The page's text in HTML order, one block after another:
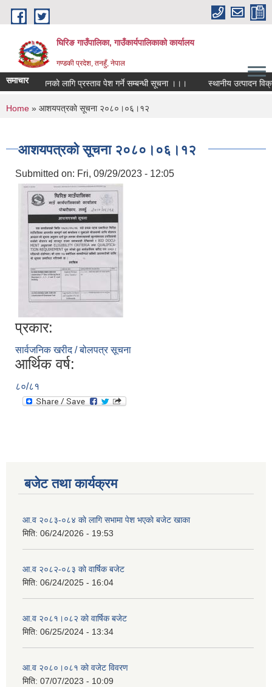
Skip to main content
घिरिङ गाउँपालिका, गाउँकार्यपालिकाको कार्यालय
गण्डकी प्रदेश, तनहुँ, नेपाल
समाचारसंचालनकाे लागि प्रस्ताव पेश गर्ने सम्बन्धी सूचना ।।। स्थानीय उत्पादन
You are here
Home » आशयपत्रकाे सूचना २०८०।०६।१२
आशयपत्रकाे सूचना २०८०।०६।१२
Submitted on: Fri, 09/29/2023 - 12:05
प्रकार:
सार्वजनिक खरीद / बोलपत्र सूचना
आर्थिक वर्ष:
८०/८१
बजेट तथा कार्यक्रम
आ.व २०८३-०८४ काे लागि सभामा पेश भएकाे बजेट खाका
मिति: 06/24/2026 - 19:53
आ.व २०८२-०८३ काे वार्षिक बजेट
मिति: 06/24/2025 - 16:04
आ.व २०८१।०८२ काे वार्षिक बजेट
मिति: 06/25/2024 - 13:34
आ.व २०८०।०८१ काे वजेट विवरण
मिति: 07/07/2023 - 10:09